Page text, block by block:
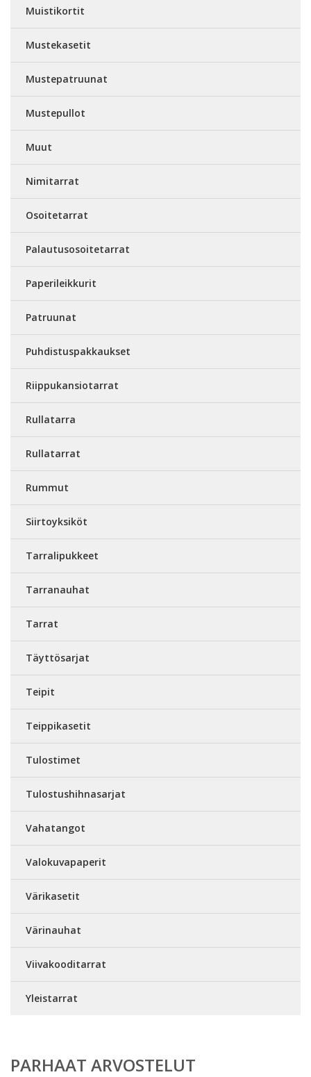
Muistikortit
Mustekasetit
Mustepatruunat
Mustepullot
Muut
Nimitarrat
Osoitetarrat
Palautusosoitetarrat
Paperileikkurit
Patruunat
Puhdistuspakkaukset
Riippukansiotarrat
Rullatarra
Rullatarrat
Rummut
Siirtoyksiköt
Tarralipukkeet
Tarranauhat
Tarrat
Täyttösarjat
Teipit
Teippikasetit
Tulostimet
Tulostushihnasarjat
Vahatangot
Valokuvapaperit
Värikasetit
Värinauhat
Viivakooditarrat
Yleistarrat
PARHAAT ARVOSTELUT